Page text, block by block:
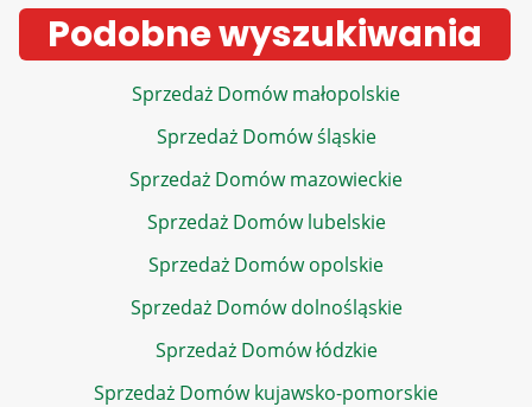
Podobne wyszukiwania
Sprzedaż Domów małopolskie
Sprzedaż Domów śląskie
Sprzedaż Domów mazowieckie
Sprzedaż Domów lubelskie
Sprzedaż Domów opolskie
Sprzedaż Domów dolnośląskie
Sprzedaż Domów łódzkie
Sprzedaż Domów kujawsko-pomorskie